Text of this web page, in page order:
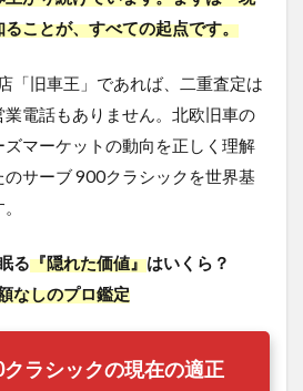
ことが、すべての起点です。
「旧車王」であれば、二重査定は
電話もありません。北欧旧車の
マーケットの動向を正しく理解
のサーブ 900クラシックを世界基
る『隠れた価値』はいくら？
なしのプロ鑑定
ラシックの現在の適正